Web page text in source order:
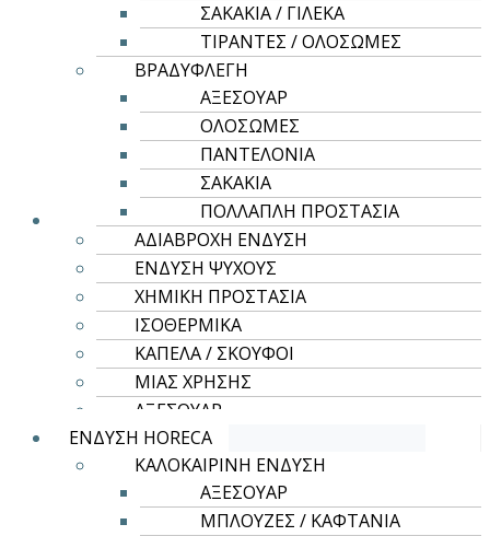
ΣΑΚΑΚΙΑ / ΓΙΛΕΚΑ
ΤΙΡΑΝΤΕΣ / ΟΛΟΣΩΜΕΣ
ΒΡΑΔΥΦΛΕΓΗ
ΑΞΕΣΟΥΑΡ
ΟΛΟΣΩΜΕΣ
ΠΑΝΤΕΛΟΝΙΑ
ΣΑΚΑΚΙΑ
ΠΟΛΛΑΠΛΗ ΠΡΟΣΤΑΣΙΑ
ΑΔΙΑΒΡΟΧΗ ΕΝΔΥΣΗ
ΕΝΔΥΣΗ ΨΥΧΟΥΣ
ΧΗΜΙΚΗ ΠΡΟΣΤΑΣΙΑ
ΙΣΟΘΕΡΜΙΚΑ
ΚΑΠΕΛΑ / ΣΚΟΥΦΟΙ
ΜΙΑΣ ΧΡΗΣΗΣ
ΑΞΕΣΟΥΑΡ
ΕΝΔΥΣΗ HORECA
ΚΑΛΟΚΑΙΡΙΝΗ ΕΝΔΥΣΗ
ΑΞΕΣΟΥΑΡ
ΜΠΛΟΥΖΕΣ / ΚΑΦΤΑΝΙΑ
Επιλογή
Αυτό
το
έχει
πολλαπλές
παραλλαγές.
Οι
επιλογές
μπορούν
να
επιλεγούν
στη
σελίδα
του
Αντιανεμικά
Μπουφάν Αντιανεμικό
12,00€